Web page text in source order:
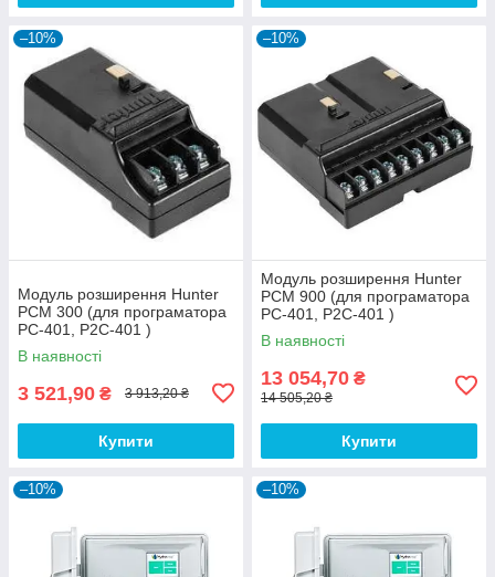
–10%
Модуль розширення Hunter
PCM 300 (для програматора
PC-401, P2C-401 )
В наявності
3 521,90 ₴ 3 913,20 ₴
Купити
–10%
Модуль розширення Hunter
PCM 900 (для програматора
PC-401, P2C-401 )
В наявності
13 054,70 ₴
14 505,20 ₴
Купити
–10% –10%